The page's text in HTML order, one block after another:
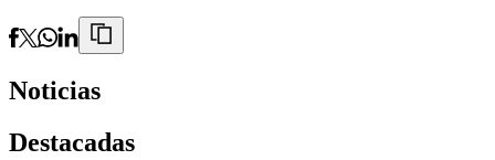
Noticias
Destacadas